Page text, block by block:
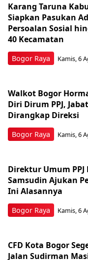
Bogor Raya
Karang Taruna
Siapkan Pasukan
Persoalan Sosial
40 Kecamatan
Kamis, 6
Bogor Raya
Walkot Bogor
Diri Dirum PPJ,
Dirangkap Direksi
Kamis, 6
Bogor Raya
Direktur Umum PPJ
Samsudin Ajukan
Ini Alasannya
Kamis, 6
CFD Kota Bogor
Jalan Sudirman